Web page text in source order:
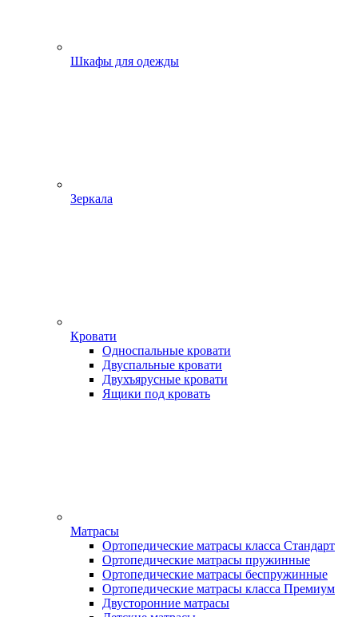
Шкафы для одежды
Зеркала
Кровати
Односпальные кровати
Двуспальные кровати
Двухъярусные кровати
Ящики под кровать
Матрасы
Ортопедические матрасы класса Стандарт
Ортопедические матрасы пружинные
Ортопедические матрасы беспружинные
Ортопедические матрасы класса Премиум
Двусторонние матрасы